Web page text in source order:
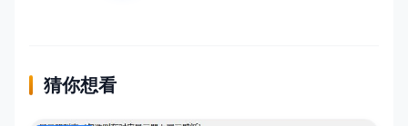
猜你想看